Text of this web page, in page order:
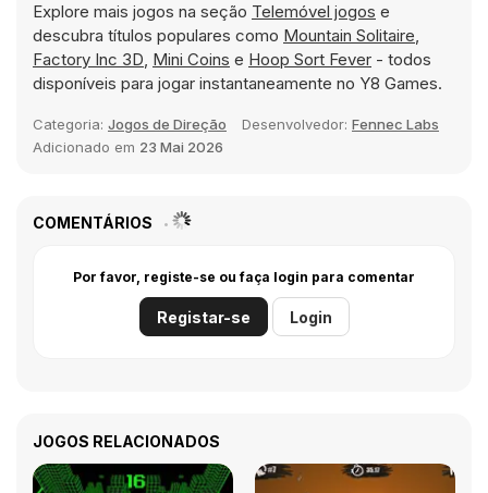
Explore mais jogos na seção Telemóvel jogos e
descubra títulos populares como Mountain Solitaire,
Factory Inc 3D, Mini Coins e Hoop Sort Fever - todos
disponíveis para jogar instantaneamente no Y8 Games.
Categoria: Jogos de Direção Desenvolvedor: Fennec Labs
Adicionado em 23 Mai 2026
COMENTÁRIOS
Por favor, registe-se ou faça login para comentar
Registar-se Login
JOGOS RELACIONADOS